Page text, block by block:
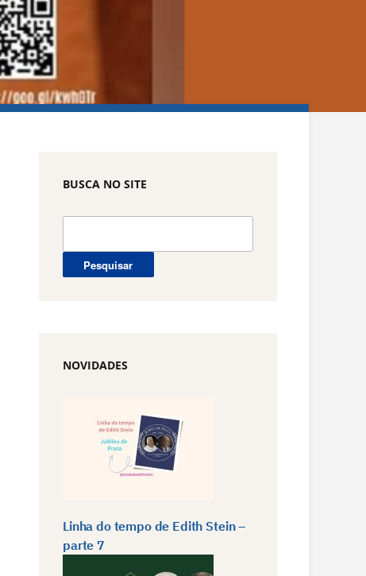
BUSCA NO SITE
NOVIDADES
Linha do tempo de Edith Stein –
parte 7